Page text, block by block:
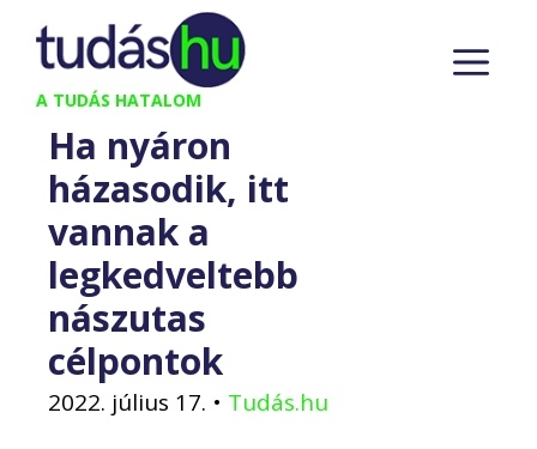
Kilépés
tartalomba
A TUDÁS HATALOM
Ha nyáron
házasodik, itt
vannak a
legkedveltebb
nászutas
célpontok
2022. július 17. • Tudás.hu